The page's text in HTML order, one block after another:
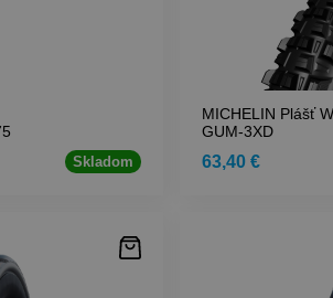
Skladom
MICHELIN Plášť
GUM-3XD
63,40 €